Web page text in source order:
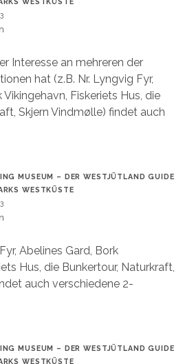
Interesse an mehreren der
hat (z.B. Nr. Lyngvig Fyr,
Fiskeriets Hus, die
Skjern Vindmølle) findet auch
MUSEUM – DER WESTJÜTLAND GUIDE
WESTKÜSTE
Abelines Gard, Bork
Hus, die Bunkertour, Naturkraft,
auch verschiedene 2-
MUSEUM – DER WESTJÜTLAND GUIDE
WESTKÜSTE